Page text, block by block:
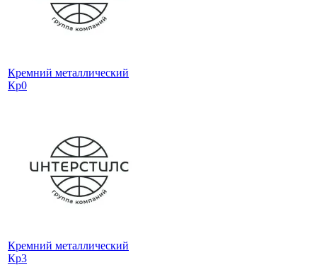
Кремний металлический
Кр0
Кремний металлический
Кр3